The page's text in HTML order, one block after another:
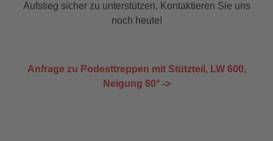
Aufstieg sicher zu unterstützen. Kontaktieren Sie uns
noch heute!
Anfrage zu Podesttreppen mit Stützteil, LW 600,
Neigung 60° ->